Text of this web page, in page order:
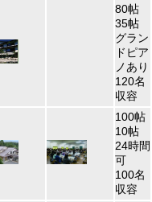
80帖
35帖
グラン
ドピア
ノあり
120名
収容
100帖
10帖
24時間
可
100名
収容